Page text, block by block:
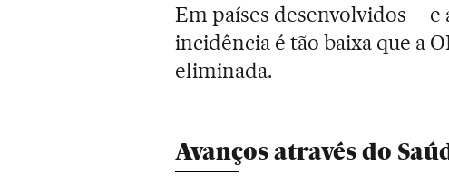
Em países desenvolvidos —e
incidência é tão baixa que a
eliminada.
Avanços através do